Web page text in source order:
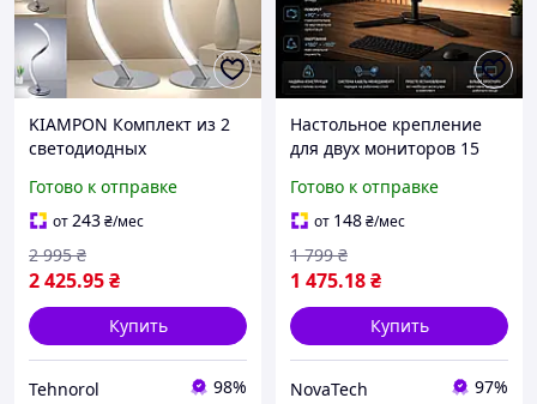
KIAMPON Комплект из 2
светодиодных
спиральным креплением,
плавной регулировкой
яркости
Готово к отправке
от243₴/мес
2 425.95₴
2 995 ₴
Купить
Tehnorol 98%
Настольное крепление
для двух мониторов 15
мониторов с
регулировкой высоты,
наклона и поворота,
черная
Готово к отправке
от 148₴/мес
1 475.18₴
1 799 ₴
Купить
NovaTech 97%